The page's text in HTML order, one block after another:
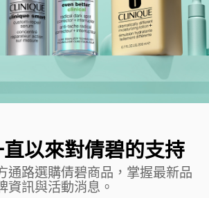
以來對倩碧的支持
通路選購倩碧商品，掌握最新品
資訊與活動消息。